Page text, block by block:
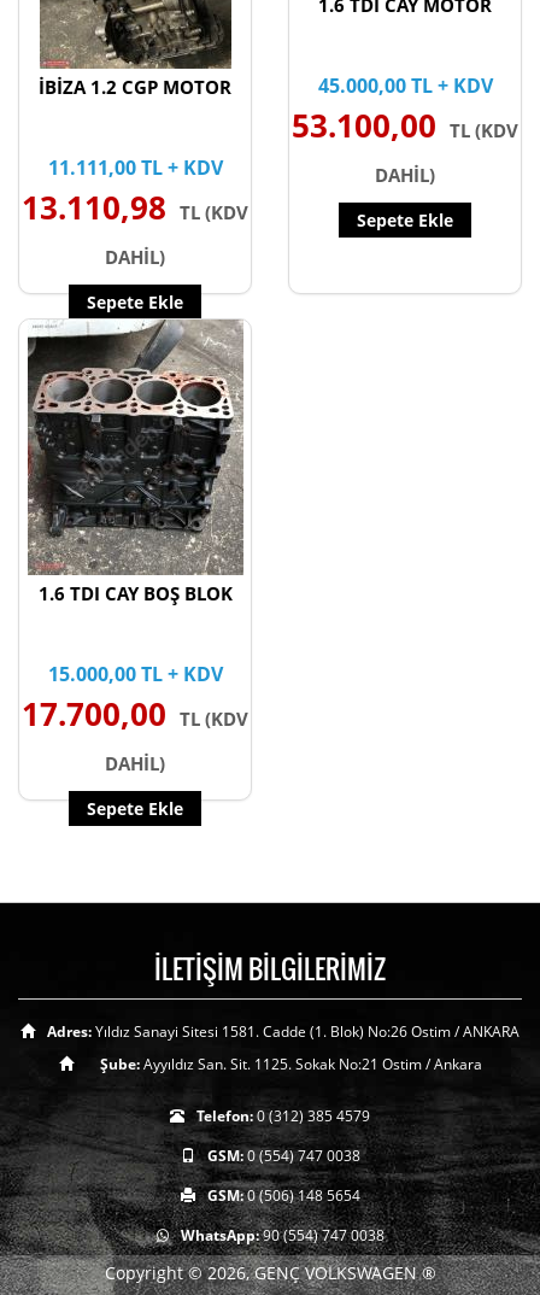
İBİZA 1.2 CGP MOTOR
11.111,00 TL + KDV
13.110,98 TL (KDV
DAHİL)
Sepete Ekle
1.6 TDI CAY MOTOR
45.000,00 TL + KDV
53.100,00 TL (KDV
DAHİL)
Sepete Ekle
1.6 TDI CAY BOŞ BLOK
15.000,00 TL + KDV
17.700,00 TL (KDV
DAHİL)
Sepete Ekle
İLETİŞİM BİLGİLERİMİZ
Adres:Yıldız Sanayi Sitesi 1581. Cadde (1. Blok) No:26 Ostim / ANKARA
Şube:Ayyıldız San. Sit. 1125. Sokak No:21 Ostim / Ankara
Telefon:0 (312) 385 4579
GSM:0 (554) 747 0038
GSM:0 (506) 148 5654
WhatsApp:90 (554) 747 0038
Copyright © 2026, GENÇ VOLKSWAGEN ®